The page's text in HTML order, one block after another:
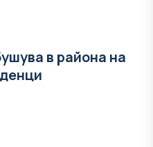
в района на